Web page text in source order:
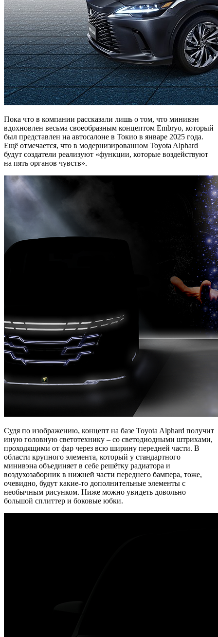
Пока что в компании рассказали лишь о том, что минивэн
вдохновлен весьма своеобразным концептом Embryo, который
был представлен на автосалоне в Токио в январе 2025 года.
Ещё отмечается, что в модернизированном Toyota Alphard
будут создатели реализуют «функции, которые воздействуют
на пять органов чувств».
Судя по изображению, концепт на базе Toyota Alphard получит
иную головную светотехнику – со светодиодными штрихами,
проходящими от фар через всю ширину передней части. В
области крупного элемента, который у стандартного
минивэна объединяет в себе решётку радиатора и
воздухозаборник в нижней части переднего бампера, тоже,
очевидно, будут какие-то дополнительные элементы с
необычным рисунком. Ниже можно увидеть довольно
большой сплиттер и боковые юбки.